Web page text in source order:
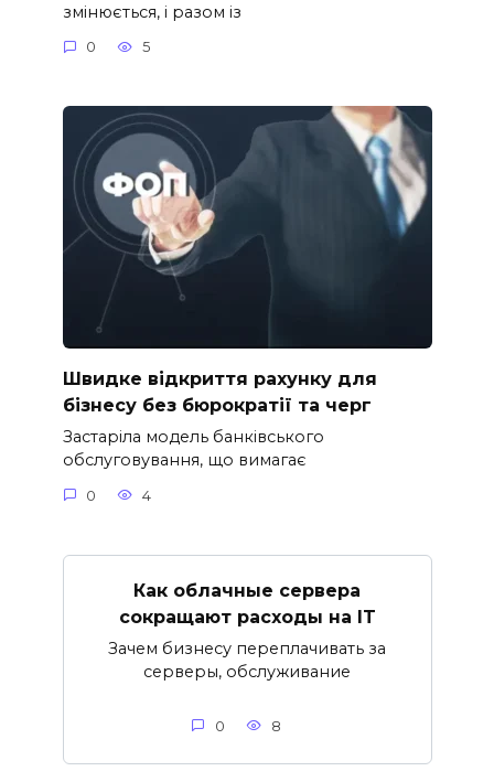
змінюється, і разом із
0 5
Швидке відкриття рахунку для
бізнесу без бюрократії та черг
Застаріла модель банківського
обслуговування, що вимагає
0 4
Как облачные сервера
сокращают расходы на IT
Зачем бизнесу переплачивать за
серверы, обслуживание
0 8